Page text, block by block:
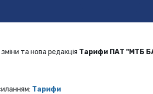
та нова редакція Тарифи ПАТ "МТБ
Тарифи